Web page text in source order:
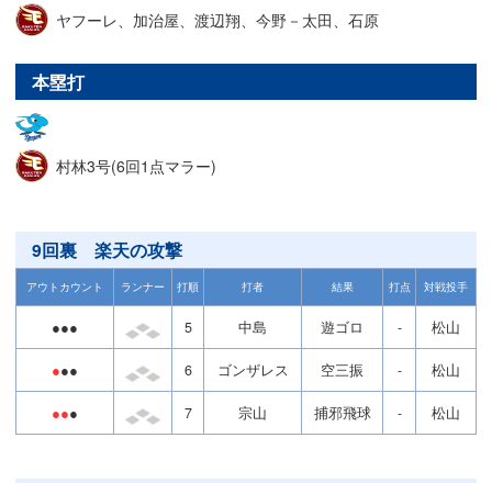
ヤフーレ、加治屋、渡辺翔、今野－太田、石原
本塁打
村林3号(6回1点マラー)
9回裏 楽天の攻撃
アウトカウント ランナー 打順 打者 結果 打点 対戦投手
●●● 5 中島 遊ゴロ - 松山
●●● 6 ゴンザレス 空三振 - 松山
●●● 7 宗山 捕邪飛球 - 松山